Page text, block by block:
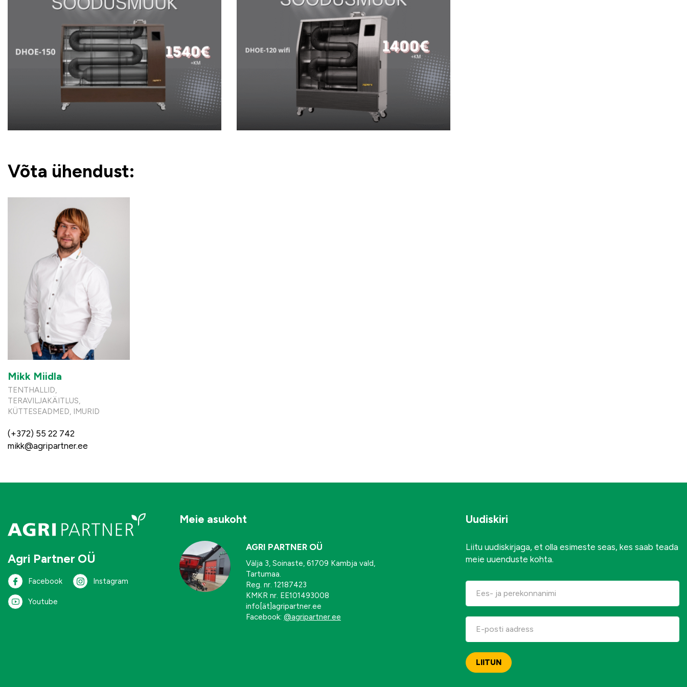
Võta ühendust:
Mikk Miidla
TENTHALLID,
TERAVILJAKÄITLUS,
KÜTTESEADMED, IMURID
(+372) 55 22 742
mikk@agripartner.ee
Agri Partner OÜ
Facebook Instagram
Youtube
Meie asukoht
AGRI PARTNER OÜ
Välja 3, Soinaste, 61709 Kambja vald,
Tartumaa.
Reg. nr. 12187423
KMKR nr. EE101493008
info[ät]agripartner.ee
Facebook: @agripartner.ee
Uudiskiri
Liitu uudiskirjaga, et olla esimeste seas, kes saab teada
meie uuenduste kohta.